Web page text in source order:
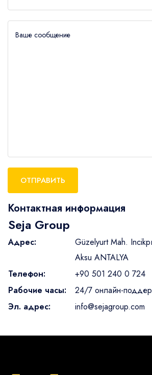
Ваше сообщение
ОТПРАВИТЬ
Контактная информация
Seja Group
Адрес:
Güzelyurt Mah.
Aksu ANTALYA
Телефон:
+90 501 240 0 724
Рабочие часы:
24/7 онлайн-
Эл. адрес:
info@sejagroup.com